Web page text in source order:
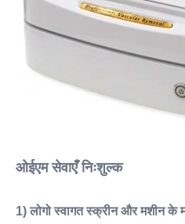
ओईएम सेवाएँ निःशुल्क
1) लोगो स्वागत स्क्रीन और मशीन के